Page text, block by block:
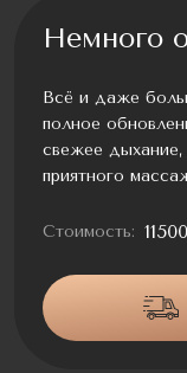
Немного
Всё и даже
полное
свежее дыхание,
приятного
Стоимость: